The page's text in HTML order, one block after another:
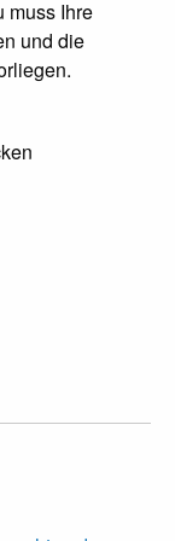
muss Ihre
und die